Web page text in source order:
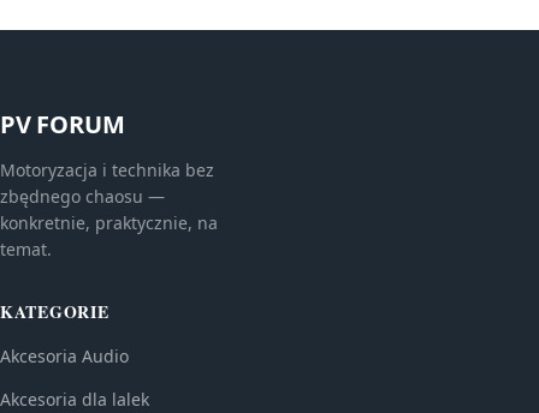
PV FORUM
Motoryzacja i technika bez
zbędnego chaosu —
konkretnie, praktycznie, na
temat.
KATEGORIE
Akcesoria Audio
Akcesoria dla lalek